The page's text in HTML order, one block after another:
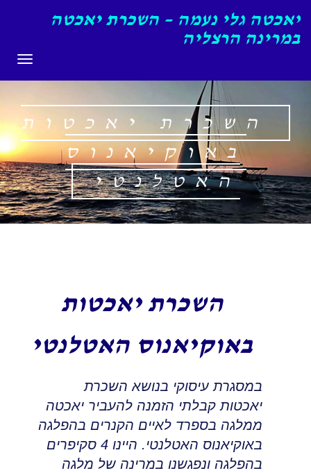
יאכטה גלי נעמה – השכרת יאכטה
במרינה הרצליה
השכרת יאכטות
באוקיאנוס
האטלנטי
השכרת יאכטות
באוקיאנוס האטלנטי
במסגרת עיסוקי בנושא השכרת
יאכטות קבלתי הזמנה להעביר יאכטה
ממלגה בספרד לאיים הקנרים בהפלגה
באוקיאנוס האטלנטי.
היינו 4 סקיפרים
בהפלגה ונפגשנו במרינה של מלגה